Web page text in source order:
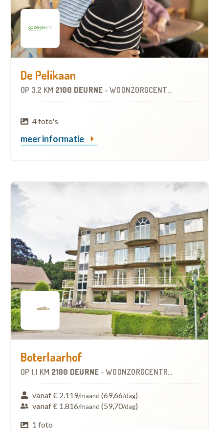
De Pelikaan
OP 3.2 KM 2100 DEURNE - WOONZORGCENTRUM (WZC)
4 foto's
meer informatie
Boterlaarhof
OP 1.1 KM 2100 DEURNE - WOONZORGCENTRUM (WZC)
vanaf € 2.119/maand (69,66/dag)
vanaf € 1.816/maand (59,70/dag)
1 foto